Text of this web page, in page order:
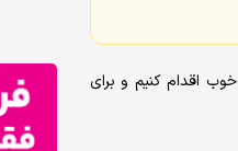
اقدام کنیم و برای